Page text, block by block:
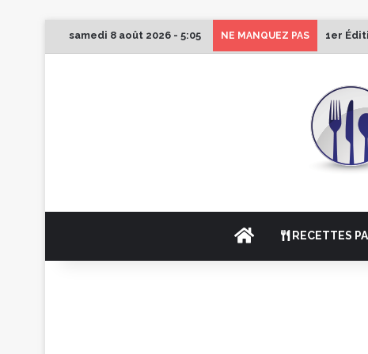
samedi 8 août 2026 - 5:05 NE MANQUEZ PAS 1er
ACCUEILRECETTES